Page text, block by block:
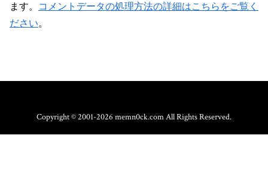
ます。 コメントデータの処理方法の詳細はこちらをご覧く
ださい。
Copyright © 2001-2026 memn0ck.com All Rights Reserved.